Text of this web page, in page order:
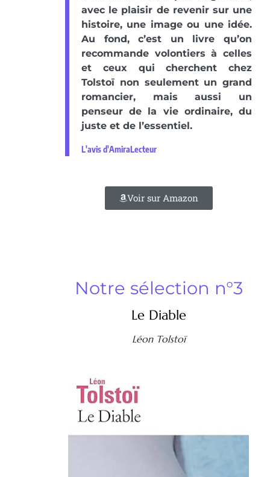
avec le plaisir de revenir sur une
histoire, une image ou une idée.
Au fond, c’est un livre qu’on
recommande volontiers à celles
et ceux qui cherchent chez
Tolstoï non seulement un grand
romancier, mais aussi un
penseur de la vie ordinaire, du
juste et de l’essentiel.
L'avis d'AmiraLecteur
Voir sur Amazon
Notre sélection n°3
Le Diable
Léon Tolstoï